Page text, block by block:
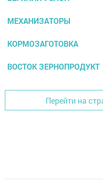
МЕХАНИЗАТОРЫ
КОРМОЗАГОТОВКА
ВОСТОК ЗЕРНОПРОДУКТ
Перейти на